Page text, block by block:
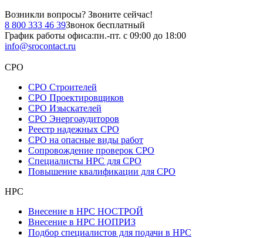
Возникли вопросы? Звоните сейчас!
8 800 333 46 39Звонок бесплатный
График работы офиса:пн.-пт. с 09:00 до 18:00
info@srocontact.ru
СРО
СРО Строителей
СРО Проектировщиков
СРО Изыскателей
СРО Энергоаудиторов
Реестр надежных СРО
СРО на опасные виды работ
Сопровождение проверок СРО
Специалисты НРС для СРО
Повышение квалификации для СРО
НРС
Внесение в НРС НОСТРОЙ
Внесение в НРС НОПРИЗ
Подбор специалистов для подачи в НРС